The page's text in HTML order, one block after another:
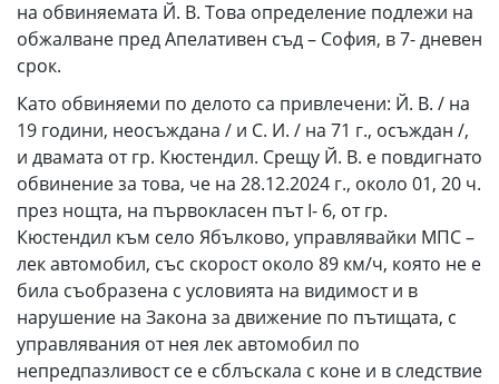
на обвиняемата Й. В. Това определение подлежи на
обжалване пред Апелативен съд – София, в 7- дневен
срок.
Като обвиняеми по делото са привлечени: Й. В. / на
19 години, неосъждана / и С. И. / на 71 г., осъждан /,
и двамата от гр. Кюстендил. Срещу Й. В. е повдигнато
обвинение за това, че на 28.12.2024 г., около 01, 20 ч.
през нощта, на първокласен път I- 6, от гр.
Кюстендил към село Ябълково, управлявайки МПС –
лек автомобил, със скорост около 89 км/ч, която не е
била съобразена с условията на видимост и в
нарушение на Закона за движение по пътищата, с
управлявания от нея лек автомобил по
непредпазливост се е сблъскала с коне и в следствие